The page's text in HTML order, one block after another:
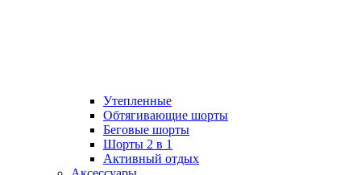
Утепленные
Обтягивающие шорты
Беговые шорты
Шорты 2 в 1
Активный отдых